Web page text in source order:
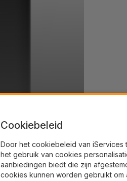
Cookiebeleid
Door het cookiebeleid van
het gebruik van cookies
aanbiedingen biedt die zijn
cookies kunnen worden gebruikt om